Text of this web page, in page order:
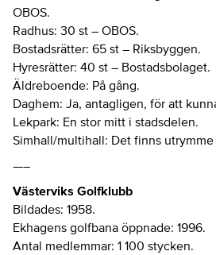
OBOS.
Radhus: 30 st – OBOS.
Bostadsrätter: 65 st – Riksbyggen.
Hyresrätter: 40 st – Bostadsbolaget.
Äldreboende: På gång.
Daghem: Ja, antagligen, för att
Lekpark: En stor mitt i stadsdelen.
Simhall/multihall: Det finns
—–
Västerviks Golfklubb
Bildades: 1958.
Ekhagens golfbana öppnade: 1996.
Antal medlemmar: 1 100 stycken.